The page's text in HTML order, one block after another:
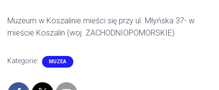
Muzeum w Koszalinie mieści się przy ul. Młyńska 37- w
mieście Koszalin (woj. ZACHODNIOPOMORSKIE)
Kategorie: MUZEA